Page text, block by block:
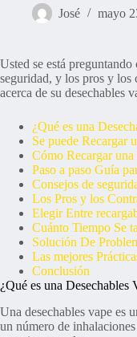
José mayo
Usted se está
seguridad, y los pros y los
acerca de su desechables
¿Qué es una
Se puede Recargar
Cómo Recargar
Paso a paso Guía
Consejos de
Los Pros y los
Elegir Entre
Cuánto Tiempo Se
Solución De
Las mejores
Conclusión
¿Qué es una Desechables
Una desechables vape es
un número de